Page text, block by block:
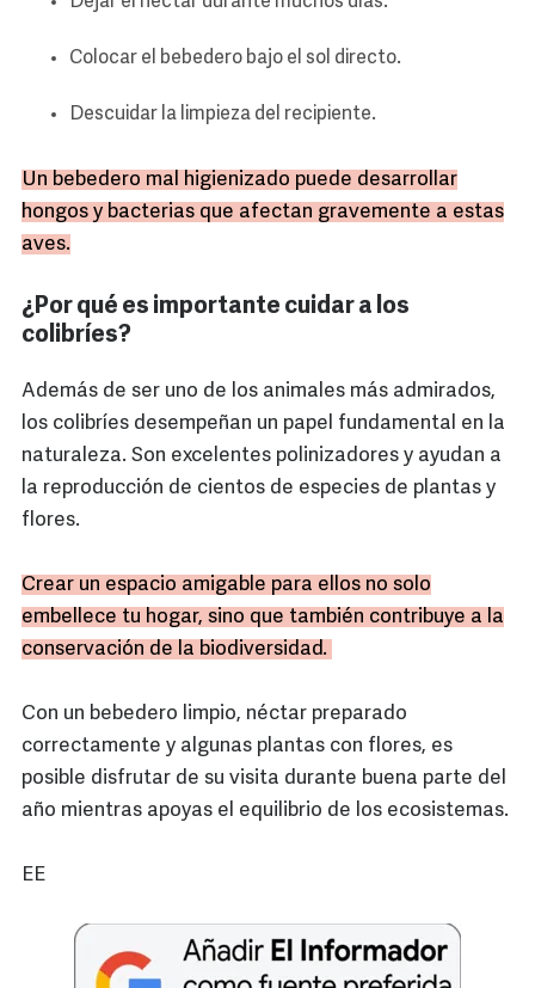
Colocar el bebedero bajo el sol directo.
Descuidar la limpieza del recipiente.
Un bebedero mal higienizado puede desarrollar
hongos y bacterias que afectan gravemente a estas
aves.
¿Por qué es importante cuidar a los
colibríes?
Además de ser uno de los animales más admirados,
los colibríes desempeñan un papel fundamental en la
naturaleza. Son excelentes polinizadores y ayudan a
la reproducción de cientos de especies de plantas y
flores.
Crear un espacio amigable para ellos no solo
embellece tu hogar, sino que también contribuye a la
conservación de la biodiversidad.
Con un bebedero limpio, néctar preparado
correctamente y algunas plantas con flores, es
posible disfrutar de su visita durante buena parte del
año mientras apoyas el equilibrio de los ecosistemas.
EE